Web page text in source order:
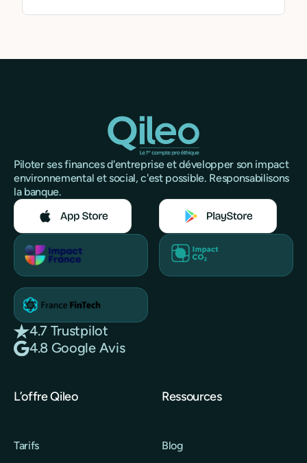
Piloter ses finances d'entreprise et développer son impact
environnemental et social, c'est possible. Responsabilisons
la banque.
4.7 Trustpilot
4.8 Google Avis
L’offre Qileo
Tarifs
Ressources
Blog